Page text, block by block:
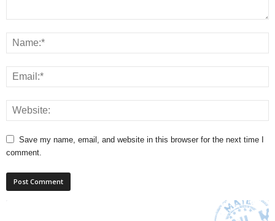
Save my name, email, and website in this browser for the next time I
comment.